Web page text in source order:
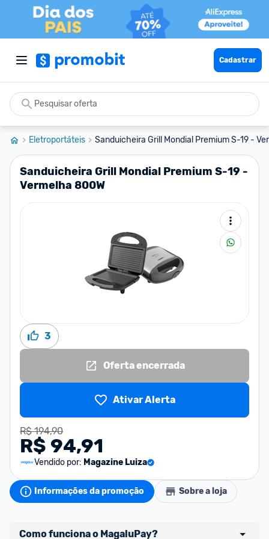
Cadastrar
Eletroportáteis Sanduicheira Grill Mondial Premium S-19 -
Sanduicheira Grill Mondial Premium S-19 -
Vermelha 800W
3
Oferta encerrada
Ativar Alerta
R$ 194,90
R$ 94,91
Vendido por: Magazine Luiza
Informações da promoção Sobre a loja
Como funciona o MagaluPay?